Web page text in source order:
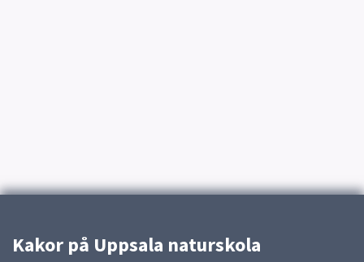
Kakor på Uppsala naturskola